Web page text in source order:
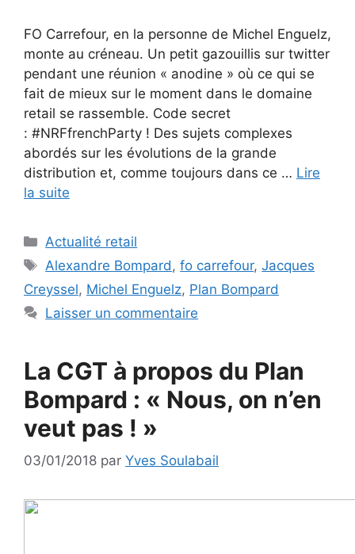
FO Carrefour, en la personne de Michel Enguelz,
monte au créneau. Un petit gazouillis sur twitter
pendant une réunion « anodine » où ce qui se
fait de mieux sur le moment dans le domaine
retail se rassemble. Code secret
: #NRFfrenchParty ! Des sujets complexes
abordés sur les évolutions de la grande
distribution et, comme toujours dans ce … Lire
la suite
Catégories
Actualité retail
Étiquettes
Alexandre Bompard ,fo carrefour,Jacques
Creyssel, Michel Enguelz, Plan Bompard
Laisser un commentaire
La CGT à propos du Plan
Bompard : « Nous, on n’en
veut pas ! »
03/01/2018 par Yves Soulabail